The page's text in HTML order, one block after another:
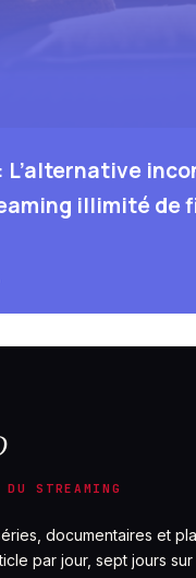
L’alternative
illimité de
STREAMING
documentaires et
par jour, sept jours